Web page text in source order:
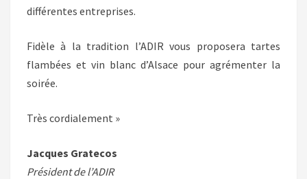
différentes entreprises.
Fidèle à la tradition l’ADIR vous proposera tartes
flambées et vin blanc d’Alsace pour agrémenter la
soirée.
Très cordialement »
Jacques Gratecos
Président de l’ADIR